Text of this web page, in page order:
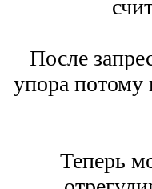
После
упора потому
Теперь